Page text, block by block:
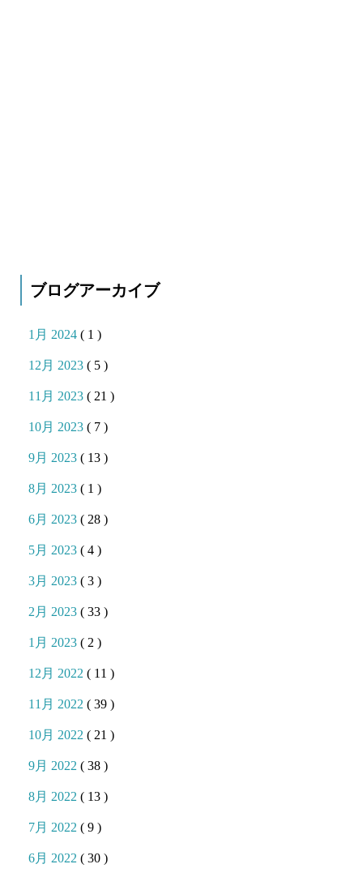
ブログアーカイブ
1月 2024( 1 )
12月 2023( 5 )
11月 2023( 21 )
10月 2023( 7 )
9月 2023( 13 )
8月 2023( 1 )
6月 2023( 28 )
5月 2023( 4 )
3月 2023( 3 )
2月 2023( 33 )
1月 2023( 2 )
12月 2022( 11 )
11月 2022( 39 )
10月 2022( 21 )
9月 2022( 38 )
8月 2022( 13 )
7月 2022( 9 )
6月 2022( 30 )